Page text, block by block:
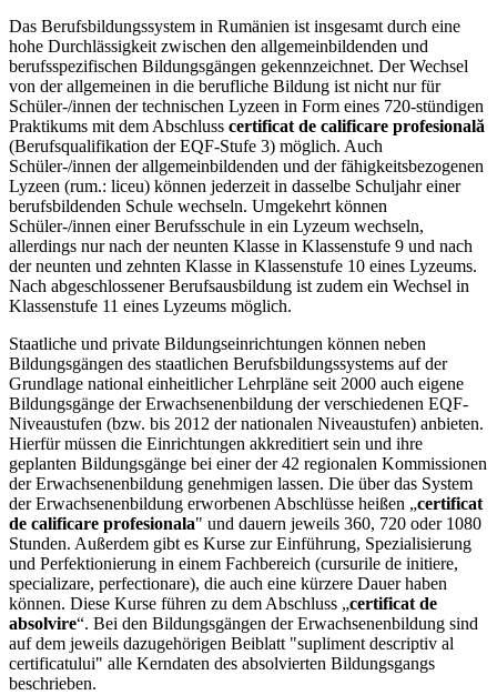
Das Berufsbildungssystem in Rumänien ist insgesamt durch eine
hohe Durchlässigkeit zwischen den allgemeinbildenden und
berufsspezifischen Bildungsgängen gekennzeichnet. Der Wechsel
von der allgemeinen in die berufliche Bildung ist nicht nur für
Schüler-/innen der technischen Lyzeen in Form eines 720-stündigen
Praktikums mit dem Abschluss certificat de calificare profesională
(Berufsqualifikation der EQF-Stufe 3) möglich. Auch
Schüler-/innen der allgemeinbildenden und der fähigkeitsbezogenen
Lyzeen (rum.: liceu) können jederzeit in dasselbe Schuljahr einer
berufsbildenden Schule wechseln. Umgekehrt können
Schüler-/innen einer Berufsschule in ein Lyzeum wechseln,
allerdings nur nach der neunten Klasse in Klassenstufe 9 und nach
der neunten und zehnten Klasse in Klassenstufe 10 eines Lyzeums.
Nach abgeschlossener Berufsausbildung ist zudem ein Wechsel in
Klassenstufe 11 eines Lyzeums möglich.
Staatliche und private Bildungseinrichtungen können neben
Bildungsgängen des staatlichen Berufsbildungssystems auf der
Grundlage national einheitlicher Lehrpläne seit 2000 auch eigene
Bildungsgänge der Erwachsenenbildung der verschiedenen EQF-
Niveaustufen (bzw. bis 2012 der nationalen Niveaustufen) anbieten.
Hierfür müssen die Einrichtungen akkreditiert sein und ihre
geplanten Bildungsgänge bei einer der 42 regionalen Kommissionen
der Erwachsenenbildung genehmigen lassen. Die über das System
der Erwachsenenbildung erworbenen Abschlüsse heißen „certificat
de calificare profesionala" und dauern jeweils 360, 720 oder 1080
Stunden. Außerdem gibt es Kurse zur Einführung, Spezialisierung
und Perfektionierung in einem Fachbereich (cursurile de initiere,
specializare, perfectionare), die auch eine kürzere Dauer haben
können. Diese Kurse führen zu dem Abschluss „certificat de
absolvire“. Bei den Bildungsgängen der Erwachsenenbildung sind
auf dem jeweils dazugehörigen Beiblatt "supliment descriptiv al
certificatului" alle Kerndaten des absolvierten Bildungsgangs
beschrieben.